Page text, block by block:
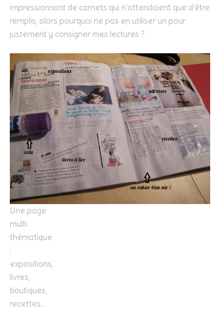
impressionnant de carnets qui n’attendaient que d’être
remplis, alors pourquoi ne pas en utiliser un pour
justement y consigner mes lectures ?
Une page
multi
thématique
:
expositions,
livres,
boutiques,
recettes…